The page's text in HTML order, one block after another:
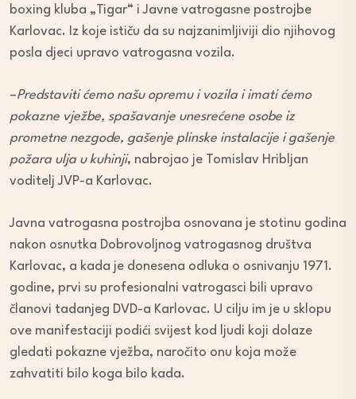
boxing kluba „Tigar“ i Javne vatrogasne postrojbe
Karlovac. Iz koje ističu da su najzanimljiviji dio njihovog
posla djeci upravo vatrogasna vozila.
–Predstaviti ćemo našu opremu i vozila i imati ćemo
pokazne vježbe, spašavanje unesrećene osobe iz
prometne nezgode, gašenje plinske instalacije i gašenje
požara ulja u kuhinji, nabrojao je Tomislav Hribljan
voditelj JVP-a Karlovac.
Javna vatrogasna postrojba osnovana je stotinu godina
nakon osnutka Dobrovoljnog vatrogasnog društva
Karlovac, a kada je donesena odluka o osnivanju 1971.
godine, prvi su profesionalni vatrogasci bili upravo
članovi tadanjeg DVD-a Karlovac. U cilju im je u sklopu
ove manifestaciji podići svijest kod ljudi koji dolaze
gledati pokazne vježba, naročito onu koja može
zahvatiti bilo koga bilo kada.